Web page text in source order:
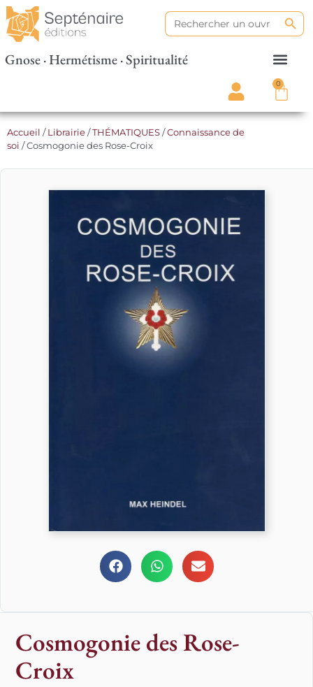
Search
for:
Gnose · Hermétisme · Spiritualité
0
Accueil /Librairie/THÉMATIQUES/Connaissance de
soi / Cosmogonie des Rose-Croix
Cosmogonie des Rose-
Croix